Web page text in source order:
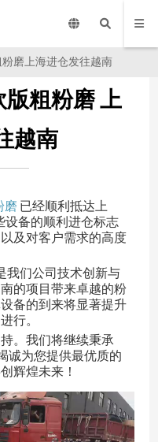
磨上海进仓发往越南
版粗粉磨上
越南
磨 已经顺利抵达上
设备的顺利进仓标志
及对客户需求的高度
我们公司技术创新与
的项目带来卓越的粉
备的到来将显著提升
行。
。我们将继续秉承
诚为您提供最优质的
辉煌未来！